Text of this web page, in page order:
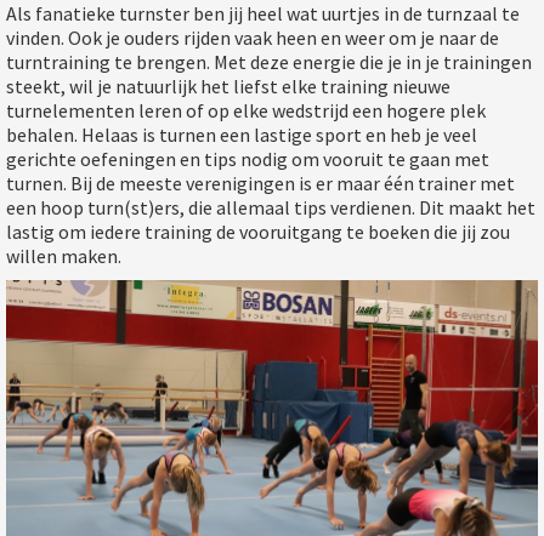
Als fanatieke turnster ben jij heel wat uurtjes in de turnzaal te
vinden. Ook je ouders rijden vaak heen en weer om je naar de
turntraining te brengen. Met deze energie die je in je trainingen
steekt, wil je natuurlijk het liefst elke training nieuwe
turnelementen leren of op elke wedstrijd een hogere plek
behalen. Helaas is turnen een lastige sport en heb je veel
gerichte oefeningen en tips nodig om vooruit te gaan met
turnen. Bij de meeste verenigingen is er maar één trainer met
een hoop turn(st)ers, die allemaal tips verdienen. Dit maakt het
lastig om iedere training de vooruitgang te boeken die jij zou
willen maken.